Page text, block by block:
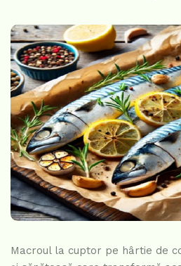
Macroul la cuptor pe hârtie de